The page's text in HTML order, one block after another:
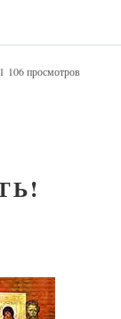
1 106 просмотров